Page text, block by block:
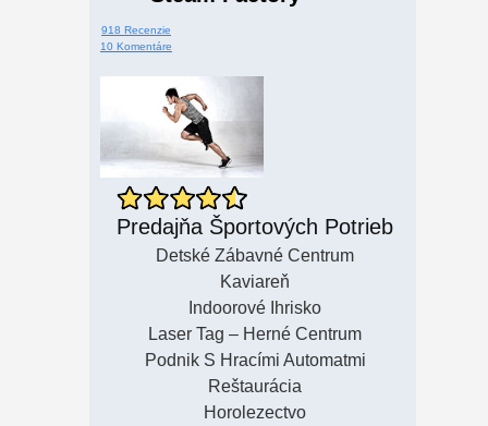
918 Recenzie
10 Komentáre
Predajňa Športových Potrieb
Detské Zábavné Centrum
Kaviareň
Indoorové Ihrisko
Laser Tag – Herné Centrum
Podnik S Hracími Automatmi
Reštaurácia
Horolezectvo